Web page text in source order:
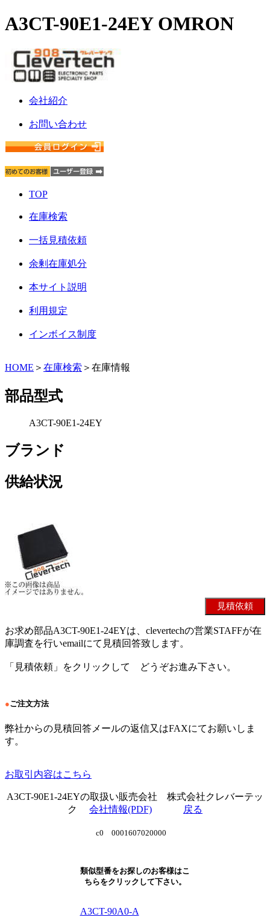
A3CT-90E1-24EY OMRON
会社紹介
お問い合わせ
TOP
在庫検索
一括見積依頼
余剰在庫処分
本サイト説明
利用規定
インボイス制度
HOME ＞ 在庫検索 ＞在庫情報
部品型式
A3CT-90E1-24EY
ブランド
供給状況
お求め部品A3CT-90E1-24EYは、clevertechの営業STAFFが在
庫調査を行いemailにて見積回答致します。
「見積依頼」をクリックして どうぞお進み下さい。
●ご注文方法
弊社からの見積回答メールの返信又はFAXにてお願いしま
す。
お取引内容はこちら
A3CT-90E1-24EYの取扱い販売会社 株式会社クレバーテッ
ク 会社情報(PDF) 戻る
c0 0001607020000
類似型番をお探しのお客様はこ
ちらをクリックして下さい。
A3CT-90A0-A